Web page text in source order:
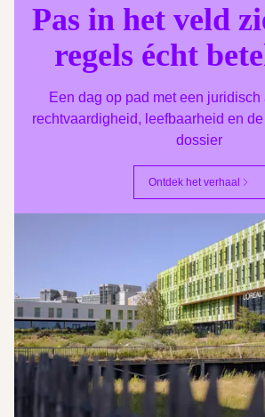
Pas in het veld
regels écht
Een dag op pad met een
rechtvaardigheid, leefbaarheid en
dossier
Ontdek het verhaal